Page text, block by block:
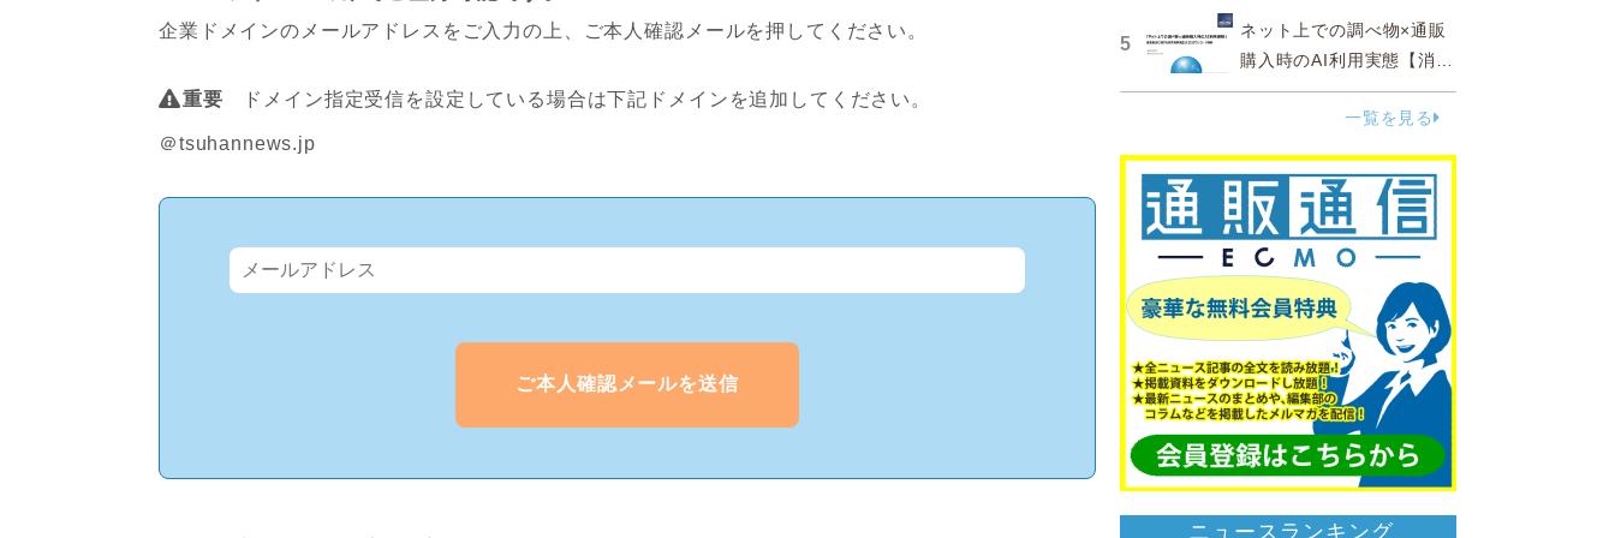
企業ドメインのメールアドレスをご入力の上、ご本人確認メールを押してください。
重要 ドメイン指定受信を設定している場合は下記ドメインを追加してください。
＠tsuhannews.jp
5
ネット上での調べ物×通販
購入時のAI利用実態【消費
者調査 2025】
一覧を見る
ニュースランキング